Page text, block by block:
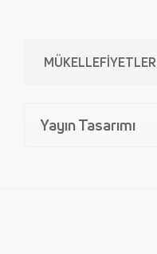
MÜKELLEFİYETLER
Yayın Tasarımı